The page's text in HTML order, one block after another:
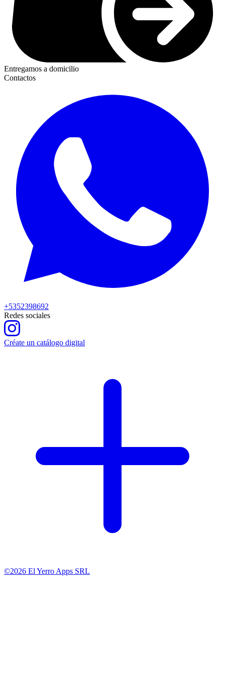
Entregamos a domicilio
Contactos
+5352398692
Redes sociales
Créate un catálogo digital
©2026 El Yerro Apps SRL